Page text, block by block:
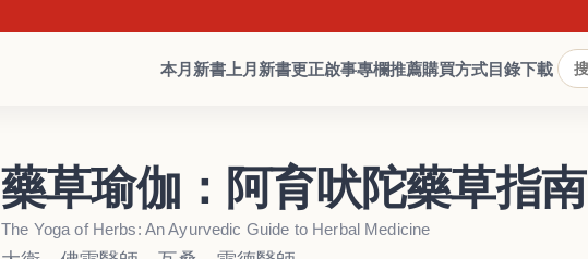
本月新書 上月新書更正啟事專欄推薦購買方式目錄下載
藥草瑜伽：阿育吠陀藥草指南
The Yoga of Herbs: An Ayurvedic Guide to Herbal Medicine